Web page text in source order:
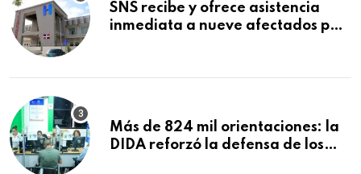
SNS recibe y ofrece asistencia
inmediata a nueve afectados por
Macorís
Más de 824 mil orientaciones: la
DIDA reforzó la defensa de los